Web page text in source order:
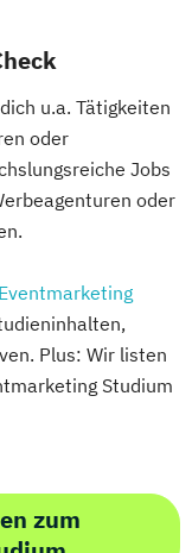
u.a. Tätigkeiten
oder
Jobs
oder
Eventmarketing
Plus: Wir listen
Studium
zum